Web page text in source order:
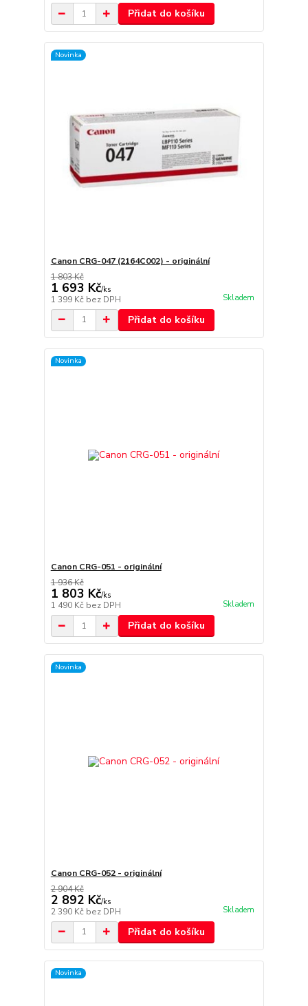
Přidat do košíku
Novinka
Canon CRG-047 (2164C002) - originální
1 803 Kč
1 693 Kč/ks
1 399 Kč bez DPH Skladem
Přidat do košíku
Novinka
Canon CRG-051 - originální
1 936 Kč
1 803 Kč/ks
1 490 Kč bez DPH Skladem
Přidat do košíku
Novinka
Canon CRG-052 - originální
2 904 Kč
2 892 Kč/ks
2 390 Kč bez DPH Skladem
Přidat do košíku
Novinka